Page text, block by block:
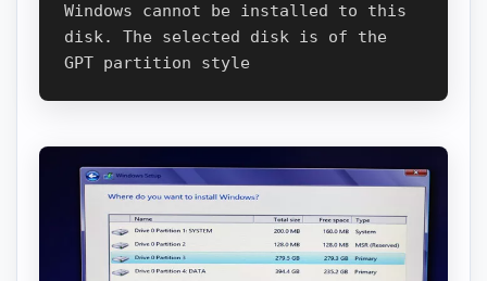
Windows cannot be installed to this
disk. The selected disk is of the
GPT partition style